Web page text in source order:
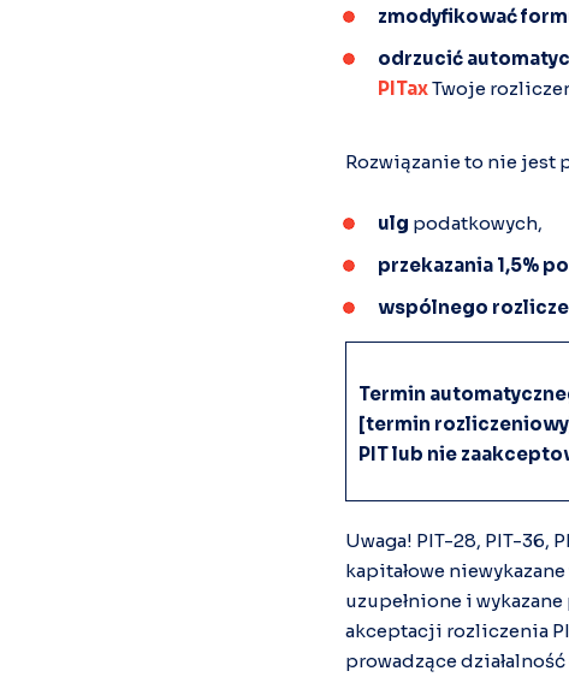
zmodyfikować
odrzucić
PITaxTwoje
Rozwiązanie to nie jest
ulg podatkowych,
przekazania 1,5%
wspólnego
Termin
[termin
PIT lub nie
Uwaga! PIT-28, PIT-36,
kapitałowe
uzupełnione i
akceptacji rozliczenia
prowadzące